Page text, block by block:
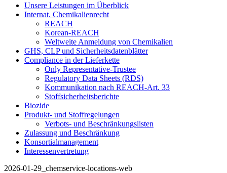
Unsere Leistungen im Überblick
Internat. Chemikalienrecht
REACH
Korean-REACH
Weltweite Anmeldung von Chemikalien
GHS, CLP und Sicherheitsdatenblätter
Compliance in der Lieferkette
Only Representative-Trustee
Regulatory Data Sheets (RDS)
Kommunikation nach REACH-Art. 33
Stoffsicherheitsberichte
Biozide
Produkt- und Stoffregelungen
Verbots- und Beschränkungslisten
Zulassung und Beschränkung
Konsortialmanagement
Interessenvertretung
2026-01-29_chemservice-locations-web